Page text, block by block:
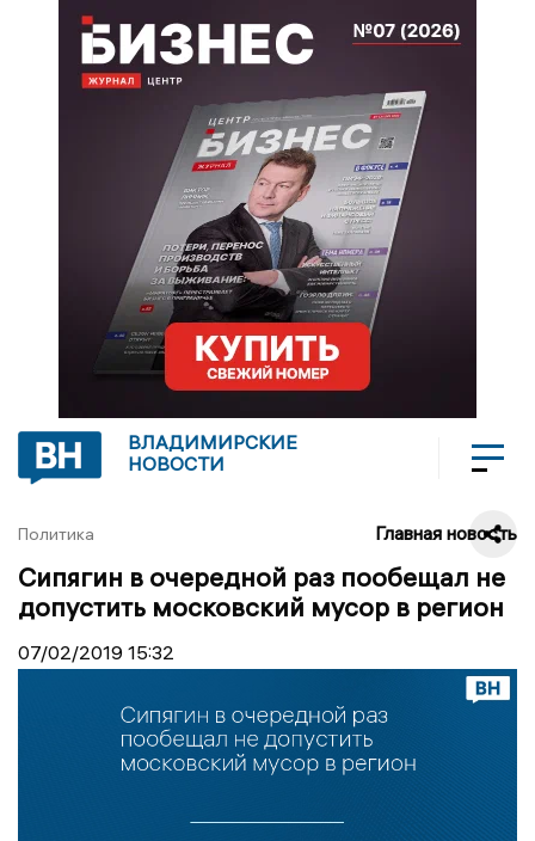
ВЛАДИМИРСКИЕ
НОВОСТИ
Политика Главная новость
Сипягин в очередной раз пообещал не
допустить московский мусор в регион
07/02/2019 15:32